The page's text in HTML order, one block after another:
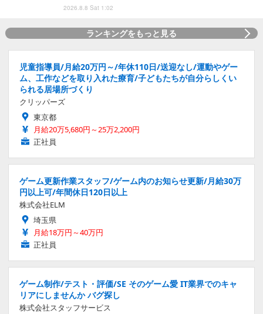
2026.8.8 Sat 1:02
ランキングをもっと見る
児童指導員/月給20万円～/年休110日/送迎なし/運動やゲー
ム、工作などを取り入れた療育/子どもたちが自分らしくい
られる居場所づくり
クリッパーズ
東京都
月給20万5,680円～25万2,200円
正社員
ゲーム更新作業スタッフ/ゲーム内のお知らせ更新/月給30万
円以上可/年間休日120日以上
株式会社ELM
埼玉県
月給18万円～40万円
正社員
ゲーム制作/テスト・評価/SE そのゲーム愛 IT業界でのキャ
リアにしませんか バグ探し
株式会社スタッフサービス